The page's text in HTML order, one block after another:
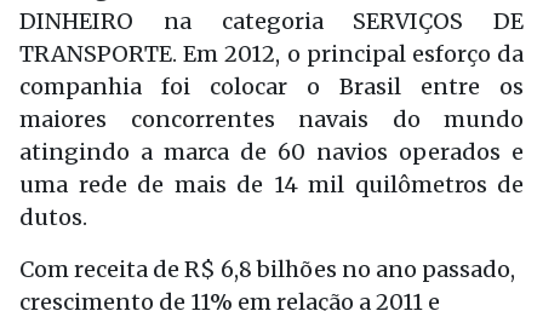
DINHEIRO na categoria SERVIÇOS DE
TRANSPORTE. Em 2012, o principal esforço da
companhia foi colocar o Brasil entre os
maiores concorrentes navais do mundo
atingindo a marca de 60 navios operados e
uma rede de mais de 14 mil quilômetros de
dutos.
Com receita de R$ 6,8 bilhões no ano passado,
crescimento de 11% em relação a 2011 e